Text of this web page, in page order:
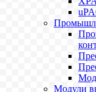
Модули